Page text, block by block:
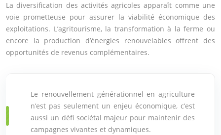
La diversification des activités agricoles apparaît comme une
voie prometteuse pour assurer la viabilité économique des
exploitations. L’agritourisme, la transformation à la ferme ou
encore la production d’énergies renouvelables offrent des
opportunités de revenus complémentaires.
Le renouvellement générationnel en agriculture
n’est pas seulement un enjeu économique, c’est
aussi un défi sociétal majeur pour maintenir des
campagnes vivantes et dynamiques.